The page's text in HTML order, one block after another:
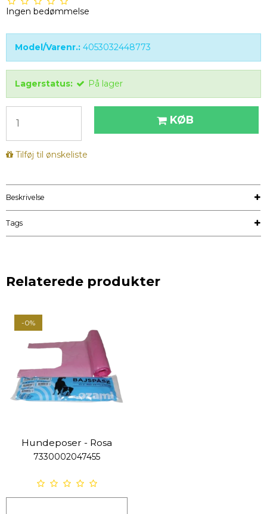
Ingen bedømmelse
Model/Varenr.: 4053032448773
Lagerstatus: På lager
KØB
Tilføj til ønskeliste
Beskrivelse
Tags
Relaterede produkter
-0%
Hundeposer - Rosa
7330002047455